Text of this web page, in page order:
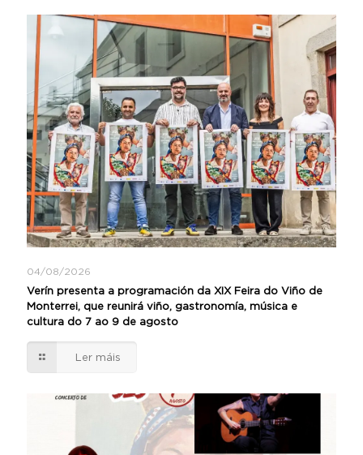
04/08/2026
Verín presenta a programación da XIX Feira do Viño de
Monterrei, que reunirá viño, gastronomía, música e
cultura do 7 ao 9 de agosto
Ler máis